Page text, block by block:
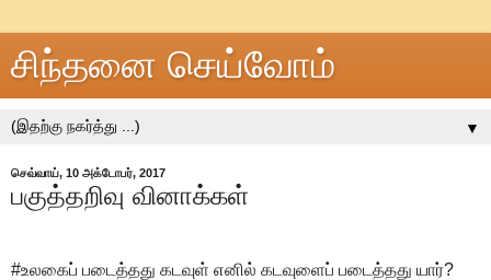
சிந்தனை செய்வோம்
▼
செவ்வாய், 10 அக்டோபர், 2017
பகுத்தறிவு வினாக்கள்
#உலகைப் படைத்தது கடவுள் எனில் கடவுளைப் படைத்தது யார்?